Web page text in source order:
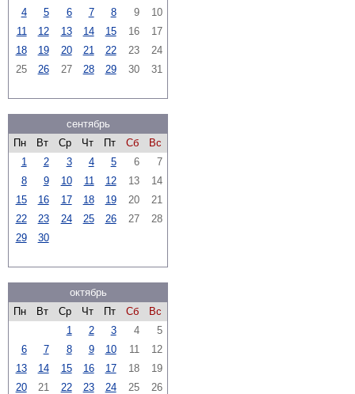
4 5 6 7 8 9
10
11
12 13 14 15 16
17
18
19 20 21 22 23
24
25
26 27 28 29 30 31
сентябрь
Пн
Вт Ср Чт Пт Сб
Вс
1
2 3 4 5 6
7
8
9 10 11 12 13
14
15
16 17 18 19 20
21
22
23 24 25 26 27
28
29
30
октябрь
Пн
Вт Ср Чт Пт Сб
Вс
1
2 3 4
5
6
7 8 9 10 11
12
13
14 15 16 17 18
19
20
21 22 23 24 25
26